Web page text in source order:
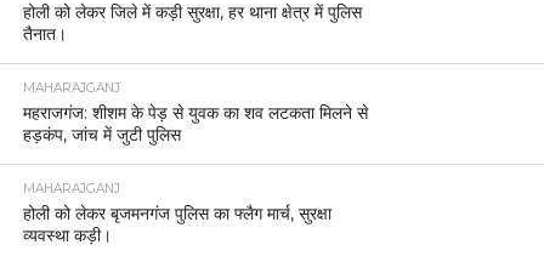
होली को लेकर जिले में कड़ी सुरक्षा, हर थाना क्षेत्र में पुलिस
तैनात।
MAHARAJGANJ
महराजगंज: शीशम के पेड़ से युवक का शव लटकता मिलने से
हड़कंप, जांच में जुटी पुलिस
MAHARAJGANJ
होली को लेकर बृजमनगंज पुलिस का फ्लैग मार्च, सुरक्षा
व्यवस्था कड़ी।